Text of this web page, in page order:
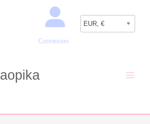
Connexion
EUR, €
Recherche